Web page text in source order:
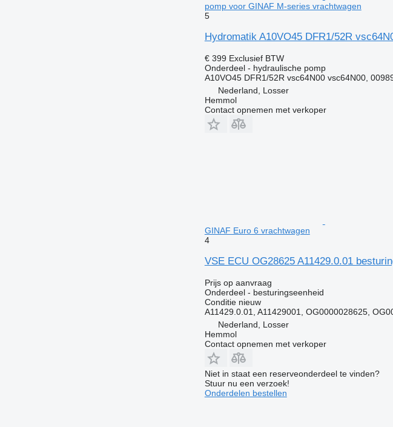
pomp voor GINAF M-series vrachtwagen
5
Hydromatik A10VO45 DFR1/52R
€ 399 Exclusief BTW
Onderdeel - hydraulische pomp
A10VO45 DFR1/52R vsc64N00 vsc64N00,
Nederland, Losser
Hemmol
Contact opnemen met verkoper
GINAF Euro 6 vrachtwagen
4
VSE ECU OG28625 A11429.0.01
Prijs op aanvraag
Onderdeel - besturingseenheid
Conditienieuw
A11429.0.01, A11429001, OG0000028625,
Nederland, Losser
Hemmol
Contact opnemen met verkoper
Niet in staat een reserveonderdeel te vinden?
Stuur nu een verzoek!
Onderdelen bestellen